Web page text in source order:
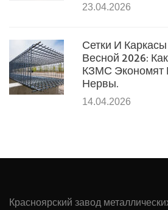
23.04.2026
Сетки И
Весной 2026:
КЗМС Экономят
Нервы.
14.04.2026
Красноярский завод